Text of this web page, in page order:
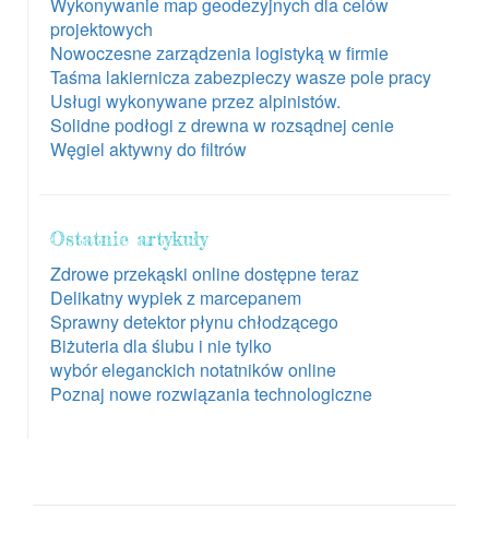
projektowych
Nowoczesne zarządzenia logistyką w firmie
Taśma lakiernicza zabezpieczy wasze pole pracy
Usługi wykonywane przez alpinistów.
Solidne podłogi z drewna w rozsądnej cenie
Węgiel aktywny do filtrów
Ostatnie artykuły
Zdrowe przekąski online dostępne teraz
Delikatny wypiek z marcepanem
Sprawny detektor płynu chłodzącego
Biżuteria dla ślubu i nie tylko
wybór eleganckich notatników online
Poznaj nowe rozwiązania technologiczne